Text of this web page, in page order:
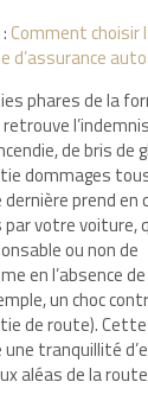
Comment choisir
d’assurance
phares de la
de bris de
dommages
prend en
votre voiture,
ou non de
en l’absence
un choc
de route). Cette
tranquillité
aléas de la